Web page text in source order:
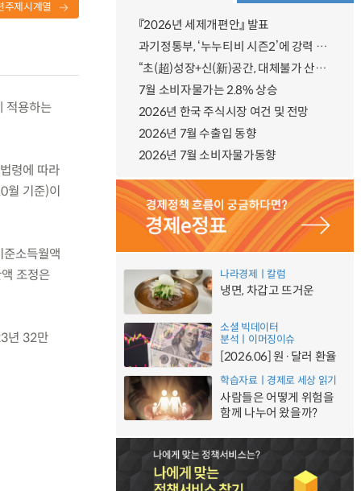
주제시계열
적용하는
령에 따라
월 기준)이
준소득월액
조정은
년 32만
『2026년 세제개편안』 발표
과기정통부, ‘누누티비 시즌2’에 강력 대응 의지 밝혀
“초(超)성장+신(新)공간, 대체불가 산업강국”
7월 소비자물가는 2.8% 상승
2026년 한국 주식시장 여건 및 전망
2026년 7월 수출입 동향
2026년 7월 소비자물가동향
나라경제ㅣ칼럼
냉면, 차갑고 뜨거운
소셜 빅데이터
분석ㅣ이머징이슈
[2026.06] 원·달러 환율
학습자료ㅣ경제로 세상 읽기
사람들은 어떻게 위험을
함께 나누어 왔을까?